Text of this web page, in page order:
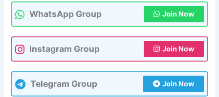
WhatsApp Group Join Now
Instagram Group Join Now
Telegram Group Join Now